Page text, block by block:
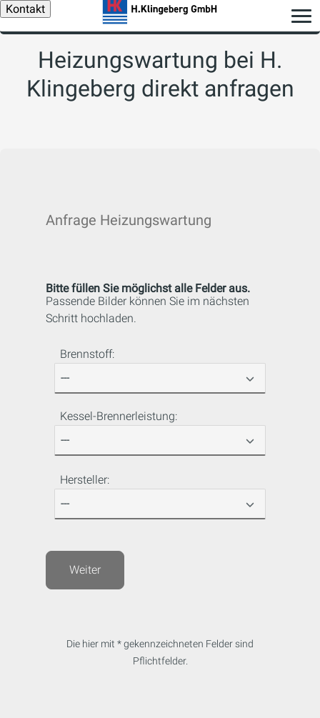
Kontakt
Heizungswartung bei H.
Klingeberg direkt anfragen
Anfrage Heizungswartung
Bitte füllen Sie möglichst alle Felder aus.
Passende Bilder können Sie im nächsten
Schritt hochladen.
Brennstoff:
Kessel-Brennerleistung:
Hersteller:
Weiter
Die hier mit * gekennzeichneten Felder sind
Pflichtfelder.